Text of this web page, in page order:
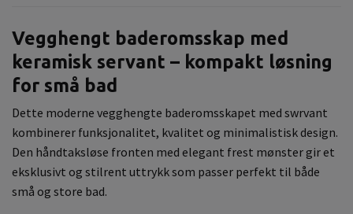
Vegghengt baderomsskap med
keramisk servant – kompakt løsning
for små bad
Dette moderne vegghengte baderomsskapet med swrvant
kombinerer funksjonalitet, kvalitet og minimalistisk design.
Den håndtaksløse fronten med elegant frest mønster gir et
eksklusivt og stilrent uttrykk som passer perfekt til både
små og store bad.